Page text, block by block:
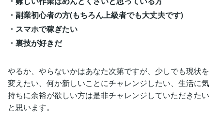
・副業初心者の方(もちろん上級者でも大丈夫です)
・スマホで稼ぎたい
・裏技が好きだ
やるか、やらないかはあなた次第ですが、少しでも現状を
変えたい、何か新しいことにチャレンジしたい、生活に気
持ちに余裕が欲しい方は是非チャレンジしていただきたい
と思います。